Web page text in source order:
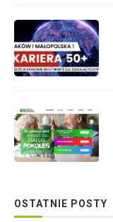
OSTATNIE POSTY